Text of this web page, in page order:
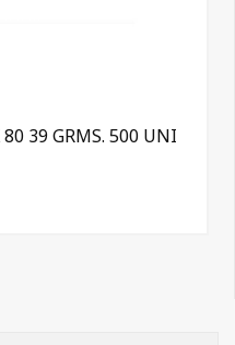
39 GRMS. 500 UNI